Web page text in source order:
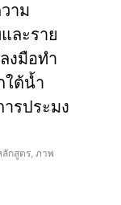
าม
ละราย
งมือทำ
ใต้น้ำ
รประมง
กสูตร,ภาพ